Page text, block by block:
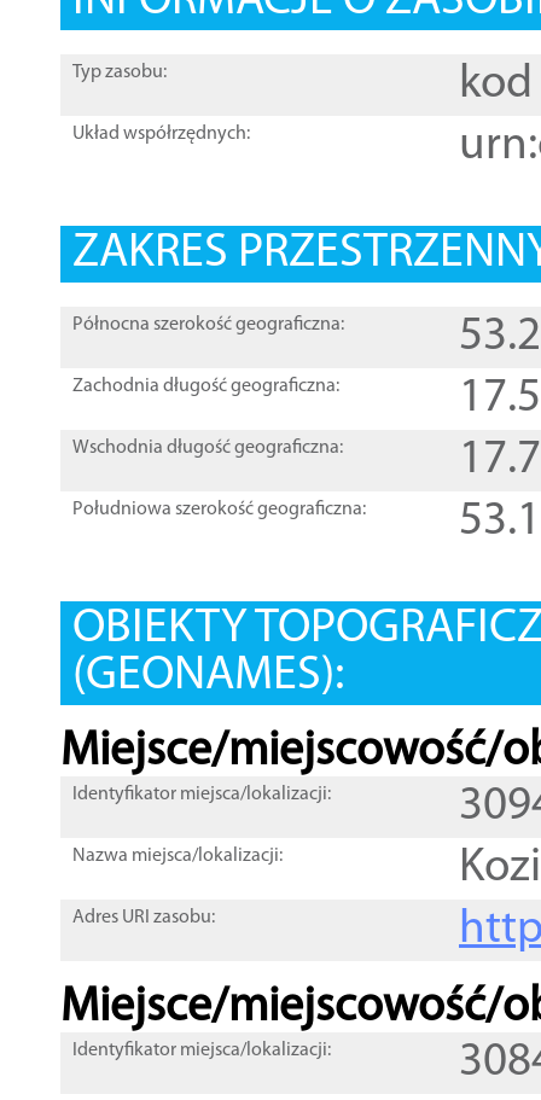
Typ zasobu: kod
Układ współrzędnych:
ZAKRES
Północna szerokość geograficzna:
Zachodnia długość geograficzna:
Wschodnia długość geograficzna:
Południowa szerokość geograficzna:
OBIEKTY
(GEONAMES):
Miejsce/miejscowość/
Identyfikator miejsca/lokalizacji:
Nazwa miejsca/lokalizacji:
Adres URI zasobu:
Miejsce/miejscowość/
Identyfikator miejsca/lokalizacji: